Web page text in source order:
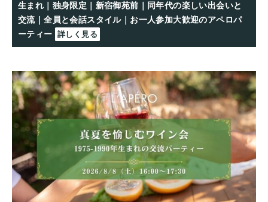
生まれ｜独身限定｜新宿御苑前｜同年代の楽しい出会いと
交流｜全員と会話スタイル｜お一人参加大歓迎のアペロパ
ーティー 詳しく見る